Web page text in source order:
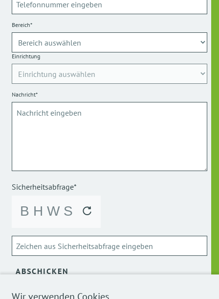
Bereich*
Einrichtung
Nachricht*
Sicherheitsabfrage*
ABSCHICKEN
Über die Verarbeitung meiner personenbezogenen Daten